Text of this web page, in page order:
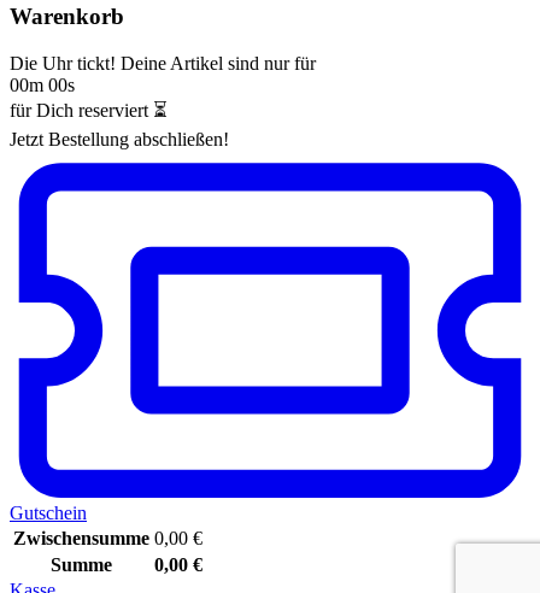
Warenkorb
Die Uhr tickt! Deine Artikel sind nur für
00m 00s
für Dich reserviert ⏳
Jetzt Bestellung abschließen!
Gutschein
Zwischensumme 0,00 €
Summe
0,00 €